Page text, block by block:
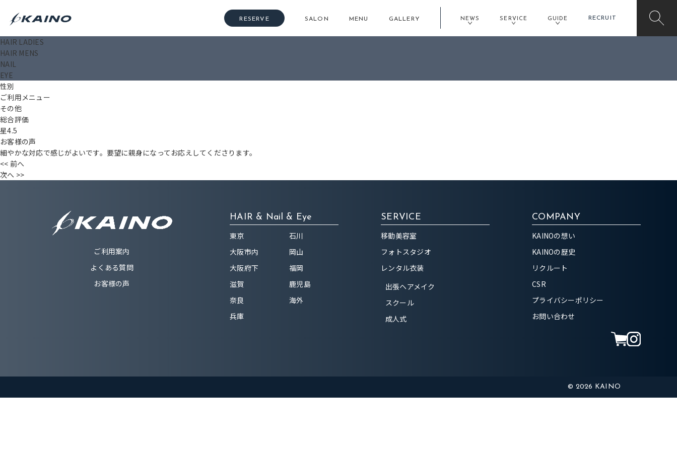
RESERVE SALON MENU GALLERY NEWS SERVICE GUIDE RECRUIT
HAIR LADIES
HAIR MENS
NAIL
EYE
匿名
投稿日： 2024.11.15
タイトル（〇〇様）
年齢
性別
ご利用メニュー
その他
総合評価
星4.5
お客様の声
細やかな対応で感じがよいです。要望に親身になってお応えしてくださります。
<< 前へ
次へ >>
ご利用案内
よくある質問
お客様の声
HAIR & Nail & Eye
東京
大阪市内
大阪府下
滋賀
奈良
兵庫
石川
岡山
福岡
鹿児島
海外
SERVICE
移動美容室
フォトスタジオ
レンタル衣装
出張ヘアメイク
スクール
成人式
COMPANY
KAINOの想い
KAINOの歴史
リクルート
CSR
プライバシーポリシー
お問い合わせ
© 2026 KAINO